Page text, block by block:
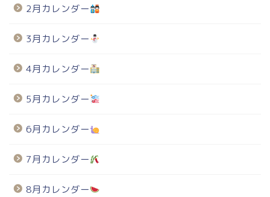
2月カレンダー
3月カレンダー
4月カレンダー
5月カレンダー
6月カレンダー
7月カレンダー
8月カレンダー